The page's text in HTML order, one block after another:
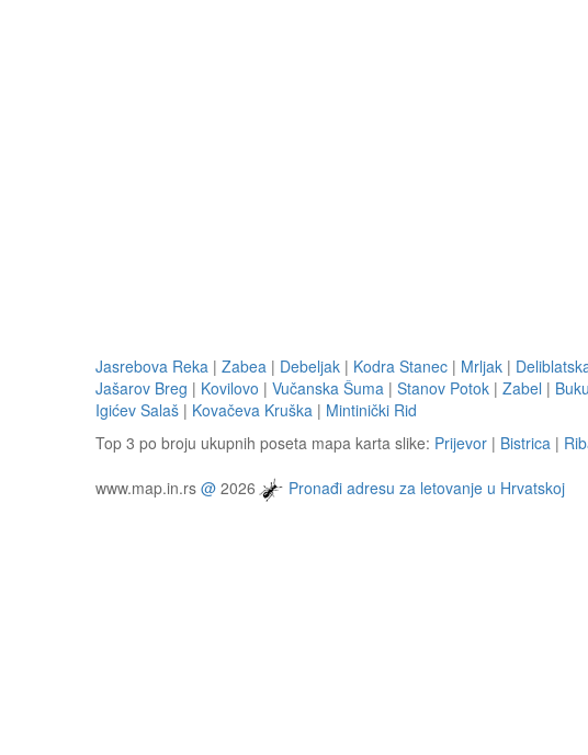
Jasrebova Reka | Zabea | Debeljak | Kodra Stanec | Mrljak |
Jašarov Breg | Kovilovo | Vučanska Šuma | Stanov Potok | Zabel |
Igićev Salaš | Kovačeva Kruška | Mintinički Rid
Top 3 po broju ukupnih poseta mapa karta slike: Prijevor | Bistrica |
www.map.in.rs @ 2026 Pronađi adresu za letovanje u Hrvatskoj